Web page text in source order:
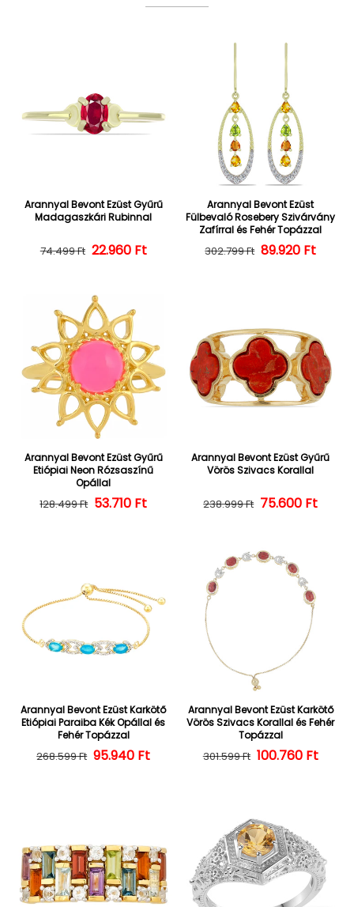
Arannyal Bevont Ezüst Gyűrű
Madagaszkári Rubinnal
Normál ár
74.499 Ft Kedvezményes ár
22.960 Ft
Arannyal Bevont Ezüst
Fülbevaló Rosebery Szivárvány
Zafírral és Fehér Topázzal
Normál ár
302.799 Ft 89.920 Ft
Arannyal Bevont Ezüst Gyűrű
Etiópiai Neon Rózsaszínű
Opállal
Normál ár
128.499 Ft Kedvezményes ár
53.710 Ft
Arannyal Bevont Ezüst Gyűrű
Vörös Szivacs Korallal
Normál ár
238.999 Ft 75.600 Ft
Arannyal Bevont Ezüst Karkötő
Etiópiai Paraiba Kék Opállal és
Fehér Topázzal
Normál ár
268.599 Ft Kedvezményes ár
95.940 Ft
Arannyal Bevont Ezüst Karkötő
Vörös Szivacs Korallal és Fehér
Topázzal
Normál ár
301.599 Ft 100.760 Ft